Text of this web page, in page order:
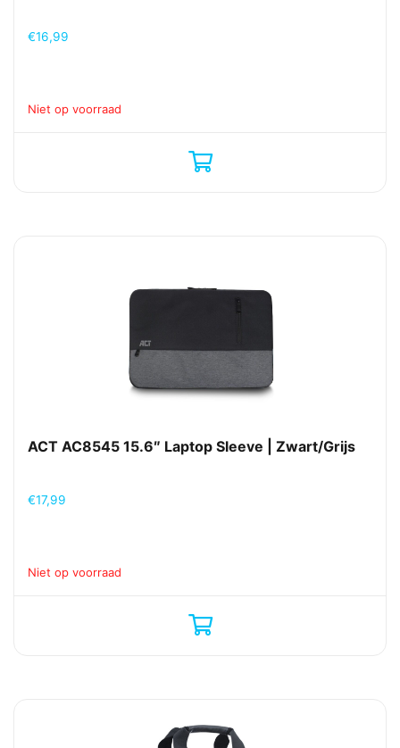
€16,99
Niet op voorraad
ACT AC8545 15.6″ Laptop Sleeve | Zwart/Grijs
€17,99
Niet op voorraad